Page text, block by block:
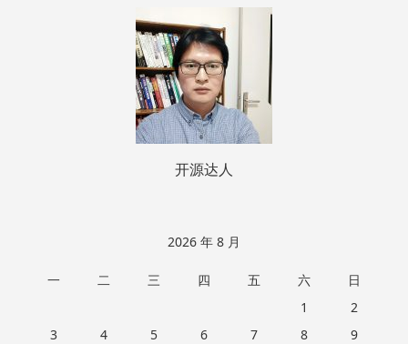
开源达人
2026 年 8 月
一 二 三 四 五 六
日
1
2
3
4 5 6 7 8
9